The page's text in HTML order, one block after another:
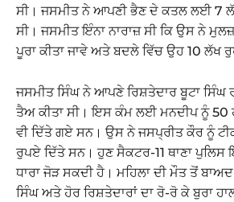
ਸੀ। ਜਸਮੀਤ ਨੇ ਆਪਣੀ ਭੈਣ ਦੇ ਕਤਲ ਲਈ 7
ਸੀ। ਜਸਮੀਤ ਇੰਨਾ ਨਾਰਾਜ਼ ਸੀ ਕਿ ਉਸ ਨੇ
ਪੂਰਾ ਕੀਤਾ ਜਾਵੇ ਅਤੇ ਬਦਲੇ ਵਿੱਚ ਉਹ 10 ਲੱਖ
ਜਸਮੀਤ ਸਿੰਘ ਨੇ ਆਪਣੇ ਰਿਸ਼ਤੇਦਾਰ ਬੂਟਾ ਸਿੰਘ
ਤੈਅ ਕੀਤਾ ਸੀ। ਇਸ ਕੰਮ ਲਈ ਮਨਦੀਪ ਨੂੰ 50
ਵੀ ਦਿੱਤੇ ਗਏ ਸਨ। ਉਸ ਨੇ ਜਸਪ੍ਰੀਤ ਕੌਰ ਨੂੰ
ਰੁਪਏ ਦਿੱਤੇ ਸਨ। ਹੁਣ ਸੈਕਟਰ-11 ਥਾਣਾ ਪੁਲਿਸ
ਧਾਰਾ ਜੋੜ ਸਕਦੀ ਹੈ। ਮਹਿਲਾ ਦੀ ਮੌਤ ਤੋਂ
ਸਿੰਘ ਅਤੇ ਹੋਰ ਰਿਸ਼ਤੇਦਾਰਾਂ ਦਾ ਰੋ-ਰੋ ਕੇ ਬੁਰਾ